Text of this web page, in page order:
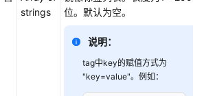
strings
位。默认为空。
说明：
tag中key的赋值方式为
"key=value"。例如：